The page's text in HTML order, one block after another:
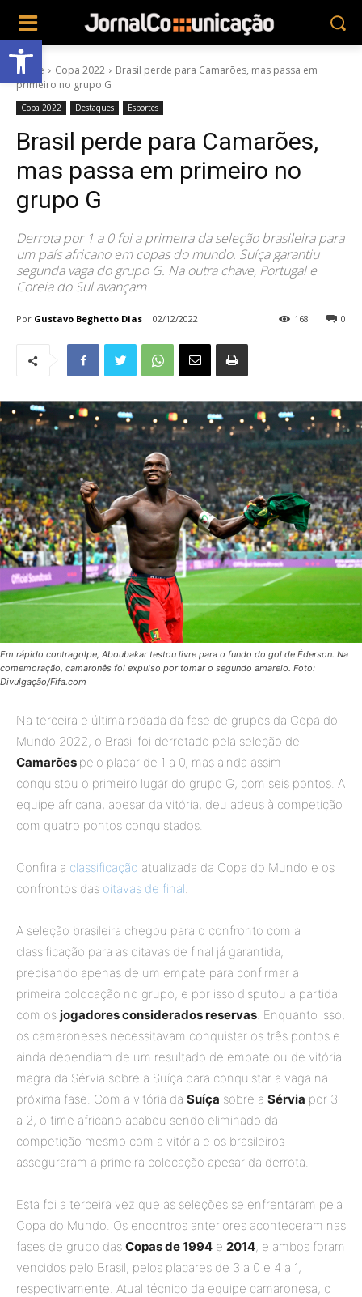
Abrir a barra de ferramentas
Home Copa 2022
Brasil perde para Camarões, mas passa em
primeiro no grupo G
Copa 2022 Destaques Esportes
Brasil perde para Camarões,
mas passa em primeiro no
grupo G
Derrota por 1 a 0 foi a primeira da seleção brasileira para
um país africano em copas do mundo. Suíça garantiu
segunda vaga do grupo G. Na outra chave, Portugal e
Coreia do Sul avançam
Por Gustavo Beghetto Dias 02/12/2022 0
168
Em rápido contragolpe, Aboubakar testou livre para o fundo do gol de Éderson. Na
comemoração, camaronês foi expulso por tomar o segundo amarelo. Foto:
Divulgação/Fifa.com
Na terceira e última rodada da fase de grupos da Copa do
Mundo 2022, o Brasil foi derrotado pela seleção de
Camarões pelo placar de 1 a 0, mas ainda assim
conquistou o primeiro lugar do grupo G, com seis pontos. A
equipe africana, apesar da vitória, deu adeus à competição
com quatro pontos conquistados.
Confira a classificação atualizada da Copa do Mundo e os
confrontos das oitavas de final
A seleção brasileira chegou para o confronto com a
classificação para as oitavas de final já garantida,
precisando apenas de um empate para confirmar a
primeira colocação no grupo, e por isso disputou a partida
com os jogadores considerados reservas . Enquanto isso,
os camaroneses necessitavam conquistar os três pontos e
ainda dependiam de um resultado de empate ou de vitória
magra da Sérvia sobre a Suíça para conquistar a vaga na
próxima fase. Com a vitória da Suíça sobre a Sérvia por 3
a 2, o time africano acabou sendo eliminado da
competição mesmo com a vitória e os brasileiros
asseguraram a primeira colocação apesar da derrota.
Esta foi a terceira vez que as seleções se enfrentaram pela
Copa do Mundo. Os encontros anteriores aconteceram nas
fases de grupo das Copas de 1994 e 2014, e ambos foram
vencidos pelo Brasil, pelos placares de 3 a 0 e 4 a 1,
respectivamente. Atual técnico da equipe camaronesa, o